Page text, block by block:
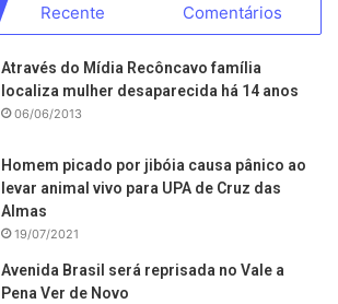
Recente Comentários
Através do Mídia Recôncavo família
localiza mulher desaparecida há 14 anos
06/06/2013
Homem picado por jibóia causa pânico ao
levar animal vivo para UPA de Cruz das
Almas
19/07/2021
Avenida Brasil será reprisada no Vale a
Pena Ver de Novo